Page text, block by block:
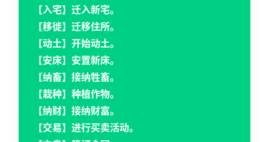
【入宅】迁入新宅。
【移徙】迁移住所。
【动土】开始动土。
【安床】安置新床。
【纳畜】接纳牲畜。
【栽种】种植作物。
【纳财】接纳财富。
【交易】进行买卖活动。